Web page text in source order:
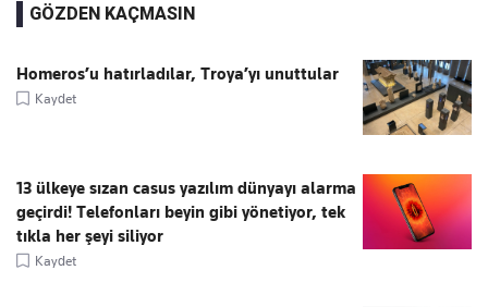
GÖZDEN KAÇMASIN
Homeros’u hatırladılar, Troya’yı unuttular
Kaydet
13 ülkeye sızan casus yazılım dünyayı alarma
geçirdi! Telefonları beyin gibi yönetiyor, tek
tıkla her şeyi siliyor
Kaydet